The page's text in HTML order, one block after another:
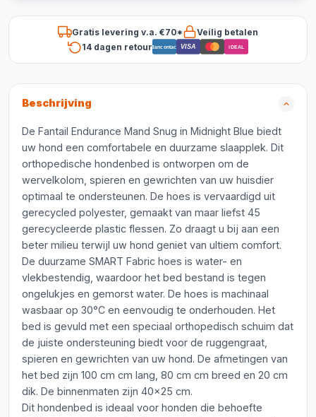
Gratis levering v.a. €70*
Veilig betalen
14 dagen retourBancontact VISA iDEAL
Beschrijving
De Fantail Endurance Mand Snug in Midnight Blue biedt
uw hond een comfortabele en duurzame slaapplek. Dit
orthopedische hondenbed is ontworpen om de
wervelkolom, spieren en gewrichten van uw huisdier
optimaal te ondersteunen. De hoes is vervaardigd uit
gerecycled polyester, gemaakt van maar liefst 45
gerecycleerde plastic flessen. Zo draagt u bij aan een
beter milieu terwijl uw hond geniet van ultiem comfort.
De duurzame SMART Fabric hoes is water- en
vlekbestendig, waardoor het bed bestand is tegen
ongelukjes en gemorst water. De hoes is machinaal
wasbaar op 30°C en eenvoudig te onderhouden. Het
bed is gevuld met een speciaal orthopedisch schuim dat
de juiste ondersteuning biedt voor de ruggengraat,
spieren en gewrichten van uw hond. De afmetingen van
het bed zijn 100 cm cm lang, 80 cm cm breed en 20 cm
dik. De binnenmaten zijn 40x25 cm.
Dit hondenbed is ideaal voor honden die behoefte